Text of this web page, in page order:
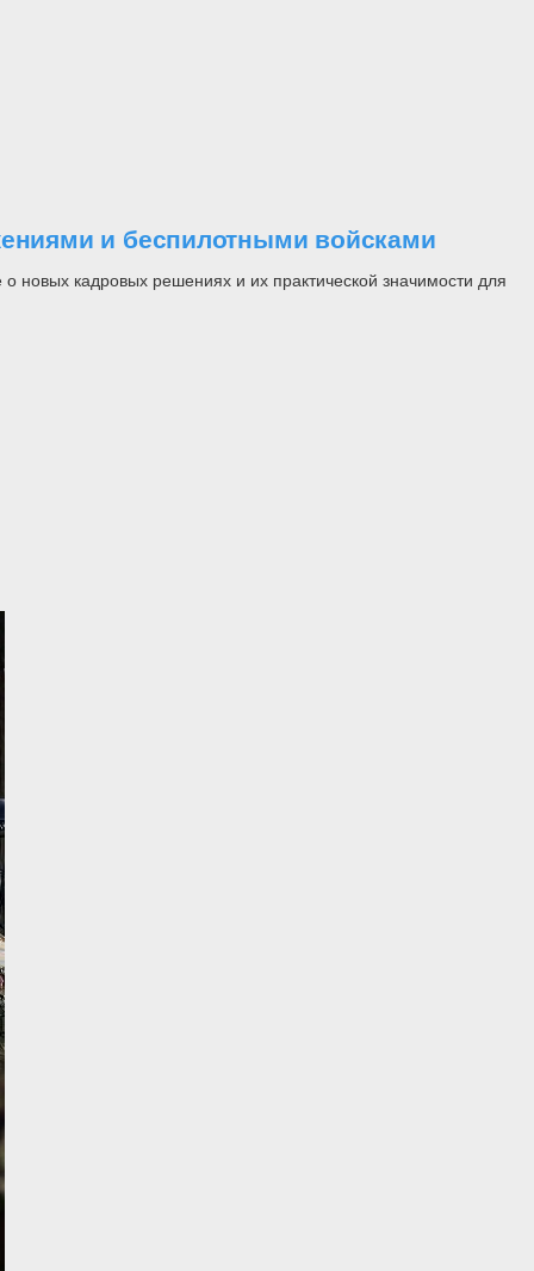
и беспилотными войсками
новых кадровых решениях и их практической значимости для